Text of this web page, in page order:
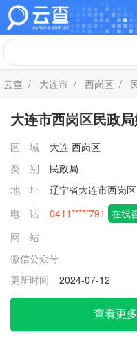
云查 / 大连市 / 西岗区 /
大连市西岗区民政
区 域 大连 西岗区
类 别
民政局
地 址
辽宁省大连市西岗
电 话
0411*****791 在线
网 站
微信公众号
更新时间
2024-07-12
查看更